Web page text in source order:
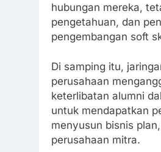
hubungan mereka,
pengetahuan, dan
pengembangan soft
Di samping itu,
perusahaan
keterlibatan alumni
untuk mendapatkan
menyusun bisnis
perusahaan mitra.